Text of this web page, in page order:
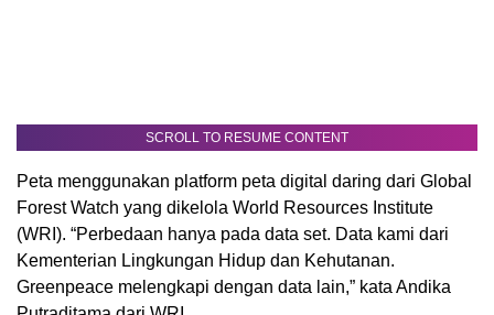
SCROLL TO RESUME CONTENT
Peta menggunakan platform peta digital daring dari Global
Forest Watch yang dikelola World Resources Institute
(WRI). “Perbedaan hanya pada data set. Data kami dari
Kementerian Lingkungan Hidup dan Kehutanan.
Greenpeace melengkapi dengan data lain,” kata Andika